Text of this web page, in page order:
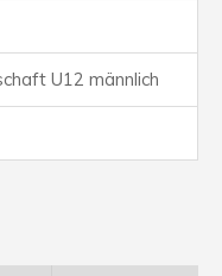
U12 männlich